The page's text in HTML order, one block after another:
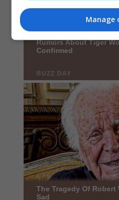
Manage